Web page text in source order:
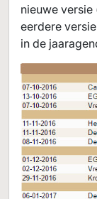
nieuwe
eerdere
in de